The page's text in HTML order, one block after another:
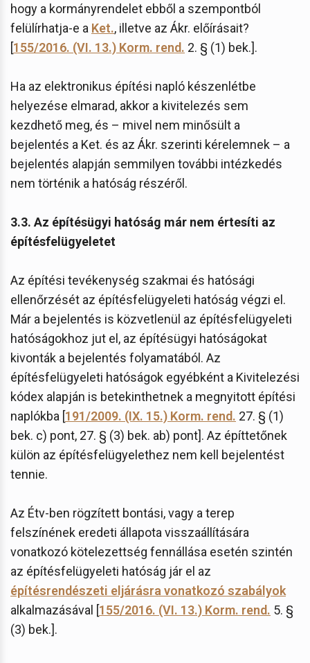
hogy a kormányrendelet ebből a szempontból
felülírhatja-e a Ket., illetve az Ákr. előírásait?
[155/2016. (VI. 13.) Korm. rend. 2. § (1) bek.].
Ha az elektronikus építési napló készenlétbe
helyezése elmarad, akkor a kivitelezés sem
kezdhető meg, és – mivel nem minősült a
bejelentés a Ket. és az Ákr. szerinti kérelemnek – a
bejelentés alapján semmilyen további intézkedés
nem történik a hatóság részéről.
3.3. Az építésügyi hatóság már nem értesíti az
építésfelügyeletet
Az építési tevékenység szakmai és hatósági
ellenőrzését az építésfelügyeleti hatóság végzi el.
Már a bejelentés is közvetlenül az építésfelügyeleti
hatóságokhoz jut el, az építésügyi hatóságokat
kivonták a bejelentés folyamatából. Az
építésfelügyeleti hatóságok egyébként a Kivitelezési
kódex alapján is betekinthetnek a megnyitott építési
naplókba [191/2009. (IX. 15.) Korm. rend. 27. § (1)
bek. c) pont, 27. § (3) bek. ab) pont]. Az építtetőnek
külön az építésfelügyelethez nem kell bejelentést
tennie.
Az Étv-ben rögzített bontási, vagy a terep
felszínének eredeti állapota visszaállítására
vonatkozó kötelezettség fennállása esetén szintén
az építésfelügyeleti hatóság jár el az
építésrendészeti eljárásra vonatkozó szabályok
alkalmazásával [155/2016. (VI. 13.) Korm. rend. 5. §
(3) bek.].